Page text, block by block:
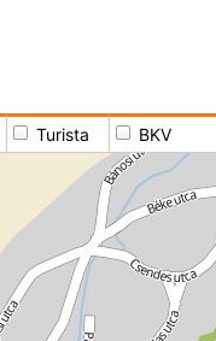
Turista BKV